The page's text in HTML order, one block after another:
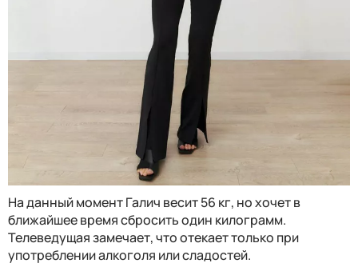
На данный момент Галич весит 56 кг, но хочет в
ближайшее время сбросить один килограмм.
Телеведущая замечает, что отекает только при
употреблении алкоголя или сладостей.